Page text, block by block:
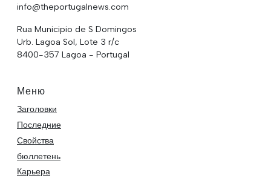
info@theportugalnews.com
Rua Municipio de S Domingos
Urb. Lagoa Sol, Lote 3 r/c
8400-357 Lagoa - Portugal
Меню
Заголовки
Последние
Свойства
бюллетень
Карьера